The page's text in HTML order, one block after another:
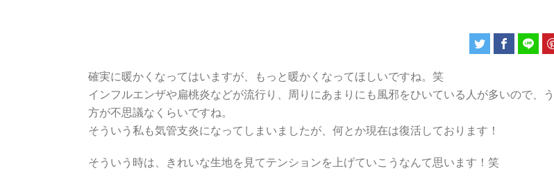
確実に暖かくなってはいますが、もっと暖かくなってほしいですね。笑
インフルエンザや扁桃炎などが流行り、周りにあまりにも風邪をひいている人が多いので、
方が不思議なくらいですね。
そういう私も気管支炎になってしまいましたが、何とか現在は復活しております！
そういう時は、きれいな生地を見てテンションを上げていこうなんて思います！笑